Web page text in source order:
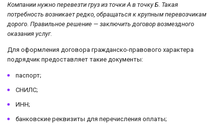
Компании нужно перевезти груз из точки А в точку Б. Такая
потребность возникает редко, обращаться к крупным перевозчикам
дорого. Правильное решение — заключить договор возмездного
оказания услуг.
Для оформления договора гражданско-правового характера
подрядчик предоставляет такие документы:
паспорт;
СНИЛС;
ИНН;
банковские реквизиты для перечисления оплаты;